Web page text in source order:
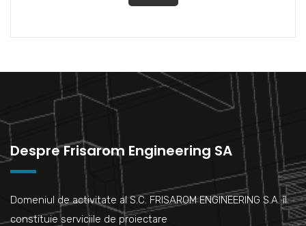
Despre Frisarom Engineering SA
Domeniul de activitate al S.C. FRISAROM ENGINEERING S.A. îl
constituie serviciile de proiectare